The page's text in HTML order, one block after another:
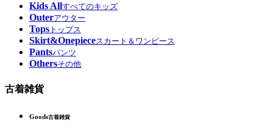
Kids Allすべてのキッズ
Outerアウター
Tops トップス
Skirt&Onepieceスカート＆ワンピース
Pantsパンツ
Othersその他
古着雑貨
Goods古着雑貨